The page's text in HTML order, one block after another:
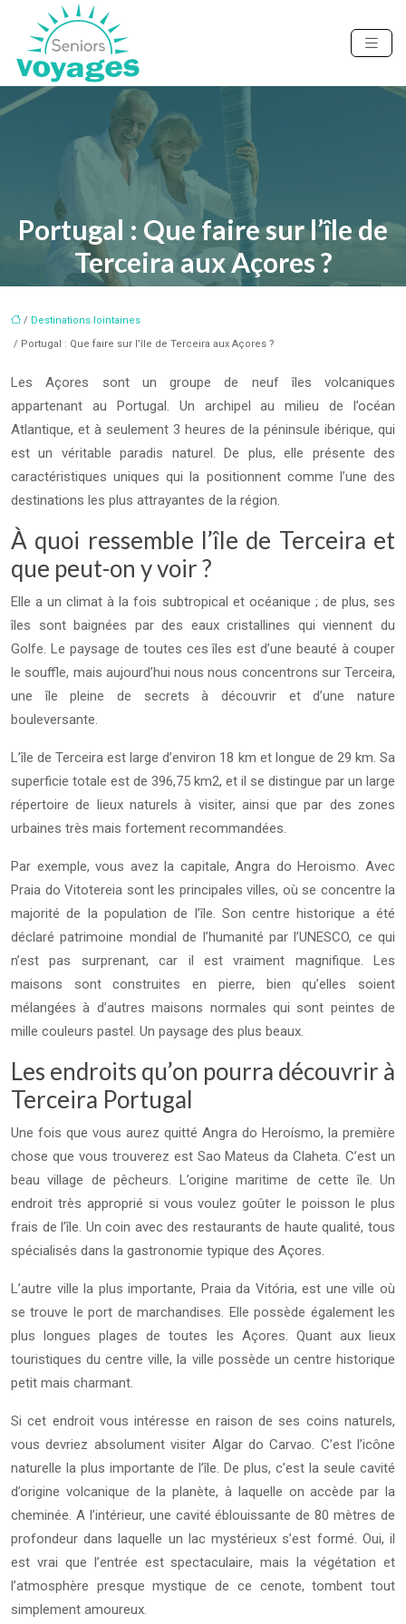
Portugal : Que faire sur l’île de
Terceira aux Açores ?
/ Destinations lointaines
/ Portugal : Que faire sur l’île de Terceira aux Açores ?
Les Açores sont un groupe de neuf îles volcaniques
appartenant au Portugal. Un archipel au milieu de l’océan
Atlantique, et à seulement 3 heures de la péninsule ibérique, qui
est un véritable paradis naturel. De plus, elle présente des
caractéristiques uniques qui la positionnent comme l’une des
destinations les plus attrayantes de la région.
À quoi ressemble l’île de Terceira et
que peut-on y voir ?
Elle a un climat à la fois subtropical et océanique ; de plus, ses
îles sont baignées par des eaux cristallines qui viennent du
Golfe. Le paysage de toutes ces îles est d’une beauté à couper
le souffle, mais aujourd’hui nous nous concentrons sur Terceira,
une île pleine de secrets à découvrir et d’une nature
bouleversante.
L’île de Terceira est large d’environ 18 km et longue de 29 km. Sa
superficie totale est de 396,75 km2, et il se distingue par un large
répertoire de lieux naturels à visiter, ainsi que par des zones
urbaines très mais fortement recommandées.
Par exemple, vous avez la capitale, Angra do Heroismo. Avec
Praia do Vitotereia sont les principales villes, où se concentre la
majorité de la population de l’île. Son centre historique a été
déclaré patrimoine mondial de l’humanité par l’UNESCO, ce qui
n’est pas surprenant, car il est vraiment magnifique. Les
maisons sont construites en pierre, bien qu’elles soient
mélangées à d’autres maisons normales qui sont peintes de
mille couleurs pastel. Un paysage des plus beaux.
Les endroits qu’on pourra découvrir à
Terceira Portugal
Une fois que vous aurez quitté Angra do Heroísmo, la première
chose que vous trouverez est Sao Mateus da Claheta. C’est un
beau village de pêcheurs. L’origine maritime de cette île. Un
endroit très approprié si vous voulez goûter le poisson le plus
frais de l’île. Un coin avec des restaurants de haute qualité, tous
spécialisés dans la gastronomie typique des Açores.
L’autre ville la plus importante, Praia da Vitória, est une ville où
se trouve le port de marchandises. Elle possède également les
plus longues plages de toutes les Açores. Quant aux lieux
touristiques du centre ville, la ville possède un centre historique
petit mais charmant.
Si cet endroit vous intéresse en raison de ses coins naturels,
vous devriez absolument visiter Algar do Carvao. C’est l’icône
naturelle la plus importante de l’île. De plus, c’est la seule cavité
d’origine volcanique de la planète, à laquelle on accède par la
cheminée. A l’intérieur, une cavité éblouissante de 80 mètres de
profondeur dans laquelle un lac mystérieux s’est formé. Oui, il
est vrai que l’entrée est spectaculaire, mais la végétation et
l’atmosphère presque mystique de ce cenote, tombent tout
simplement amoureux.